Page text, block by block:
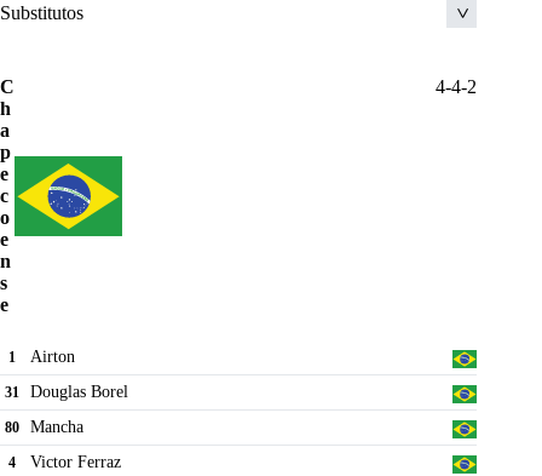
Substitutos
30
11
97 Fabricio Daniel
44 Chico
48
77 Wanderson
17 Nathan
5 Ronaldo
C
h
a
p
e
c
o
e
n
s
e
4-4-2
1 Airton
31 Douglas Borel
80 Mancha
4 Victor Ferraz